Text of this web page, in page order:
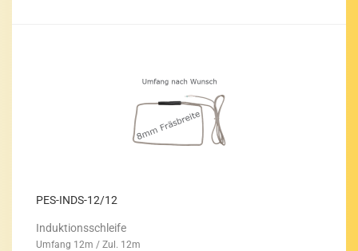
PES-​INDS-​12/12
In­duk­ti­ons­schlei­fe
Um­fang 12m / Zul. 12m